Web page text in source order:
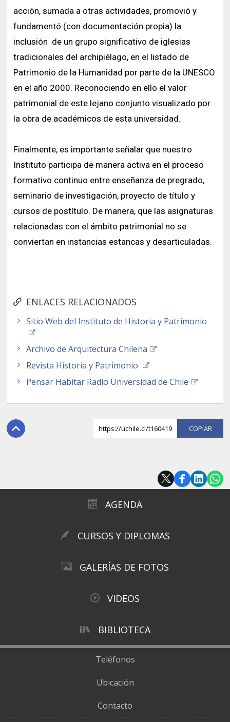
ENLACES RELACIONADOS
Sitio Web del Instituto de Historia y Patrimonio
Archivo de Arquitectura Chilena
Revista Historia y Patrimonio
Pensar Habitar Radio Universidad de Chile
acción, sumada a otras actividades, promovió y
fundamentó (con documentación propia) la
inclusión de un grupo significativo de iglesias
tradicionales del archipiélago, en el listado de
Patrimonio de la Humanidad por parte de la UNESCO
en el año 2000. Reconociendo en ello el valor
patrimonial de este lejano conjunto visualizado por
la obra de académicos de esta universidad.
Finalmente, es importante señalar que nuestro
Instituto participa de manera activa en el proceso
formativo continuo entre enseñanza de pregrado,
seminario de investigación, proyecto de título y
cursos de postítulo. De manera, que las asignaturas
relacionadas con el ámbito patrimonial no se
conviertan en instancias estancas y desarticuladas.
https://uchile.cl/t160419
AGENDA
CURSOS Y DIPLOMAS
GALERÍAS DE FOTOS
VIDEOS
BIBLIOTECA
Teléfonos
Ubicación
Contacto